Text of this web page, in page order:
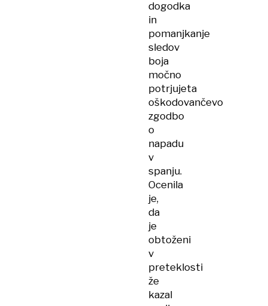
dogodka
in
pomanjkanje
sledov
boja
močno
potrjujeta
oškodovančevo
zgodbo
o
napadu
v
spanju.
Ocenila
je,
da
je
obtoženi
v
preteklosti
že
kazal